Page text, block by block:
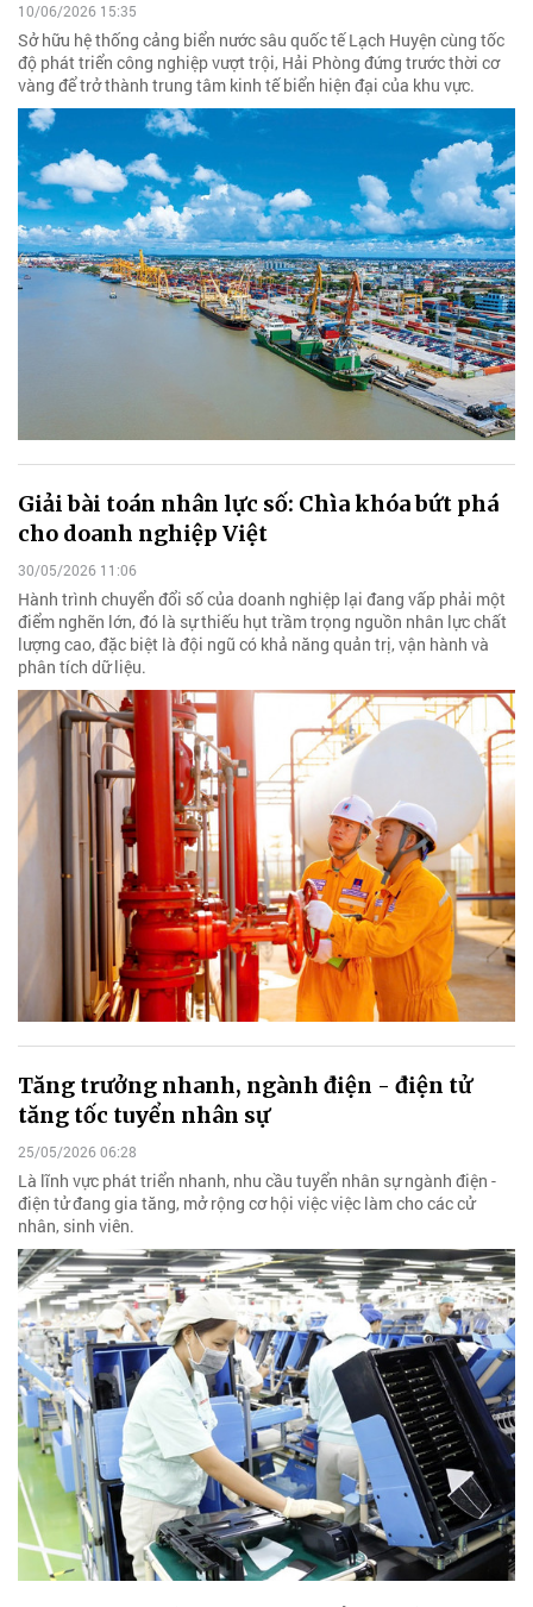
10/06/2026 15:35
Sở hữu hệ thống cảng biển nước sâu quốc tế Lạch Huyện cùng tốc
độ phát triển công nghiệp vượt trội, Hải Phòng đứng trước thời cơ
vàng để trở thành trung tâm kinh tế biển hiện đại của khu vực.
Giải bài toán nhân lực số: Chìa khóa bứt phá
cho doanh nghiệp Việt
30/05/2026 11:06
Hành trình chuyển đổi số của doanh nghiệp lại đang vấp phải một
điểm nghẽn lớn, đó là sự thiếu hụt trầm trọng nguồn nhân lực chất
lượng cao, đặc biệt là đội ngũ có khả năng quản trị, vận hành và
phân tích dữ liệu.
Tăng trưởng nhanh, ngành điện - điện tử
tăng tốc tuyển nhân sự
25/05/2026 06:28
Là lĩnh vực phát triển nhanh, nhu cầu tuyển nhân sự ngành điện -
điện tử đang gia tăng, mở rộng cơ hội việc việc làm cho các cử
nhân, sinh viên.